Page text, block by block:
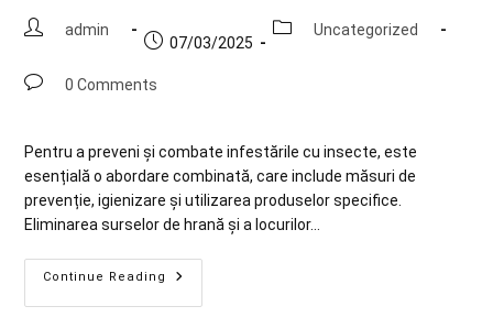
admin
07/03/2025
Uncategorized
0 Comments
Pentru a preveni și combate infestările cu insecte, este
esențială o abordare combinată, care include măsuri de
prevenție, igienizare și utilizarea produselor specifice.
Eliminarea surselor de hrană și a locurilor…
Continue Reading